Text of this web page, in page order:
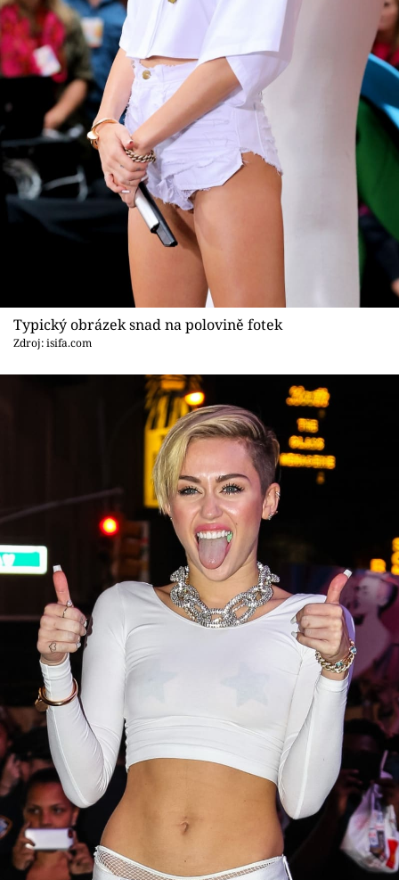
Videa
Sledujte prima+
Přihlášení
Sledujte nás
Typický obrázek snad na polovině fotek
Zdroj: isifa.com